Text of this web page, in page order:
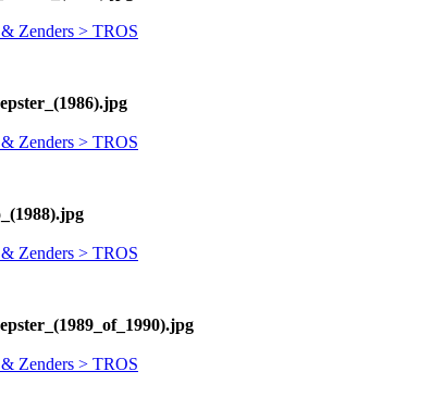
Zenders > TROS
Zenders > TROS
Zenders > TROS
Zenders > TROS